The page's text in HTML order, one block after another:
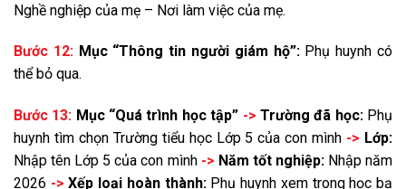
Nghề nghiệp của mẹ – Nơi làm việc của mẹ.
Bước 12: Mục “Thông tin người giám hộ”: Phụ huynh có
thể bỏ qua.
Bước 13: Mục “Quá trình học tập” -> Trường đã học: Phụ
huynh tìm chọn Trường tiểu học Lớp 5 của con mình -> Lớp:
Nhập tên Lớp 5 của con mình -> Năm tốt nghiệp: Nhập năm
2026 -> Xếp loại hoàn thành: Phụ huynh xem trong học bạ